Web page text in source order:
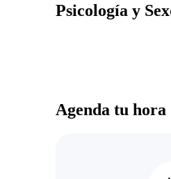
Psicología y
Agenda tu hora